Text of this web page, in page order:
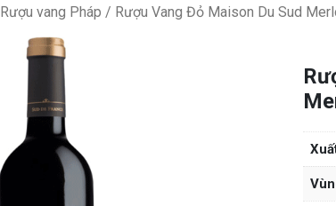
Rượu vang Pháp / Rượu Vang Đỏ Maison Du Sud